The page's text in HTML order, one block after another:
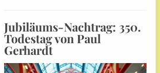
Jubiläums-Nachtrag: 350.
Todestag von Paul
Gerhardt